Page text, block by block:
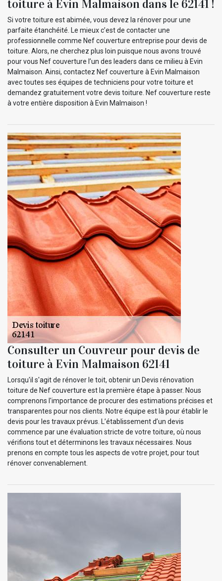
toiture à Evin Malmaison dans le 62141 !
Si votre toiture est abimée, vous devez la rénover pour une
parfaite étanchéité. Le mieux c’est de contacter une
professionnelle comme Nef couverture entreprise pour devis de
toiture. Alors, ne cherchez plus loin puisque nous avons trouvé
pour vous Nef couverture l’un des leaders dans ce milieu à Evin
Malmaison. Ainsi, contactez Nef couverture à Evin Malmaison
avec toutes ses équipes de techniciens pour votre toiture et
demandez gratuitement votre devis toiture. Nef couverture reste
à votre entière disposition à Evin Malmaison !
Consulter un Couvreur pour devis de
toiture à Evin Malmaison 62141
Lorsqu'il s'agit de rénover le toit, obtenir un Devis rénovation
toiture de Nef couverture est la première étape à passer. Nous
comprenons l'importance de procurer des estimations précises et
transparentes pour nos clients. Notre équipe est là pour établir le
devis pour les travaux prévus. L’établissement d’un devis
commence par une évaluation stricte de votre toiture, où nous
vérifions tout et déterminons les travaux nécessaires. Nous
prenons en compte tous les aspects de votre projet, pour tout
rénover convenablement.